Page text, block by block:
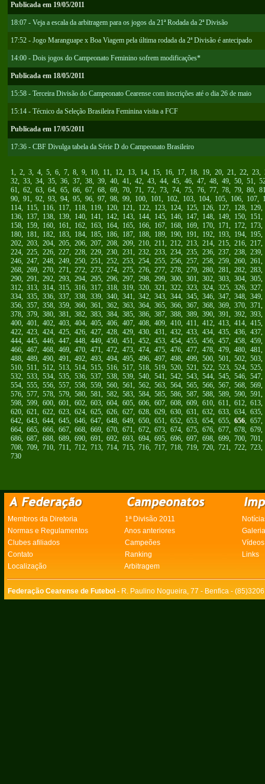
Publicada em 19/05/2011
18:07 - Veja a escala da arbitragem para os jogos da 21ª Rodada da 2ª Divisão
17:52 - Jogo Maranguape x Boa Viagem pela última rodada da 2ª Divisão é antecipado
14:00 - Dois jogos do Campeonato Feminino sofrem modificações*
Publicada em 18/05/2011
15:58 - Terceira Divisão do Campeonato Cearense com inscrições até o dia 26 de maio
15:14 - Técnico da Seleção Brasileira Feminina visita a FCF
Publicada em 17/05/2011
17:36 - CBF Divulga tabela da Série D do Campeonato Brasileiro
1, 2, 3, 4, 5, 6, 7, 8, 9, 10, 11, 12, 13, 14, 15, 16, 17, 18, 19, 20, 21, 22, 23,
32, 33, 34, 35, 36, 37, 38, 39, 40, 41, 42, 43, 44, 45, 46, 47, 48, 49, 50, 51,
61, 62, 63, 64, 65, 66, 67, 68, 69, 70, 71, 72, 73, 74, 75, 76, 77, 78, 79, 80,
90, 91, 92, 93, 94, 95, 96, 97, 98, 99, 100, 101, 102, 103, 104, 105, 106, 107,
114, 115, 116, 117, 118, 119, 120, 121, 122, 123, 124, 125, 126, 127, 128, 129
136, 137, 138, 139, 140, 141, 142, 143, 144, 145, 146, 147, 148, 149, 150, 151
158, 159, 160, 161, 162, 163, 164, 165, 166, 167, 168, 169, 170, 171, 172, 173
180, 181, 182, 183, 184, 185, 186, 187, 188, 189, 190, 191, 192, 193, 194, 195
202, 203, 204, 205, 206, 207, 208, 209, 210, 211, 212, 213, 214, 215, 216, 217
224, 225, 226, 227, 228, 229, 230, 231, 232, 233, 234, 235, 236, 237, 238, 239
246, 247, 248, 249, 250, 251, 252, 253, 254, 255, 256, 257, 258, 259, 260, 261
268, 269, 270, 271, 272, 273, 274, 275, 276, 277, 278, 279, 280, 281, 282, 283
290, 291, 292, 293, 294, 295, 296, 297, 298, 299, 300, 301, 302, 303, 304, 305
312, 313, 314, 315, 316, 317, 318, 319, 320, 321, 322, 323, 324, 325, 326, 327
334, 335, 336, 337, 338, 339, 340, 341, 342, 343, 344, 345, 346, 347, 348, 349
356, 357, 358, 359, 360, 361, 362, 363, 364, 365, 366, 367, 368, 369, 370, 371
378, 379, 380, 381, 382, 383, 384, 385, 386, 387, 388, 389, 390, 391, 392, 393
400, 401, 402, 403, 404, 405, 406, 407, 408, 409, 410, 411, 412, 413, 414, 415
422, 423, 424, 425, 426, 427, 428, 429, 430, 431, 432, 433, 434, 435, 436, 437
444, 445, 446, 447, 448, 449, 450, 451, 452, 453, 454, 455, 456, 457, 458, 459
466, 467, 468, 469, 470, 471, 472, 473, 474, 475, 476, 477, 478, 479, 480, 481
488, 489, 490, 491, 492, 493, 494, 495, 496, 497, 498, 499, 500, 501, 502, 503
510, 511, 512, 513, 514, 515, 516, 517, 518, 519, 520, 521, 522, 523, 524, 525
532, 533, 534, 535, 536, 537, 538, 539, 540, 541, 542, 543, 544, 545, 546, 547
554, 555, 556, 557, 558, 559, 560, 561, 562, 563, 564, 565, 566, 567, 568, 569
576, 577, 578, 579, 580, 581, 582, 583, 584, 585, 586, 587, 588, 589, 590, 591
598, 599, 600, 601, 602, 603, 604, 605, 606, 607, 608, 609, 610, 611, 612, 613
620, 621, 622, 623, 624, 625, 626, 627, 628, 629, 630, 631, 632, 633, 634, 635
642, 643, 644, 645, 646, 647, 648, 649, 650, 651, 652, 653, 654, 655, 656, 657
664, 665, 666, 667, 668, 669, 670, 671, 672, 673, 674, 675, 676, 677, 678, 679
686, 687, 688, 689, 690, 691, 692, 693, 694, 695, 696, 697, 698, 699, 700, 701
708, 709, 710, 711, 712, 713, 714, 715, 716, 717, 718, 719, 720, 721, 722, 723
730
Membros da Diretoria 1ª Divisão 2011
Normas e Regulamentos
Anos anteriores
Clubes afiliados
Campeões
Vídeos
Contato
Ranking
Links
Localização
Arbitragem
Federação Cearense de Futebol - R. Paulino Nogueira, 77 - Benfica -